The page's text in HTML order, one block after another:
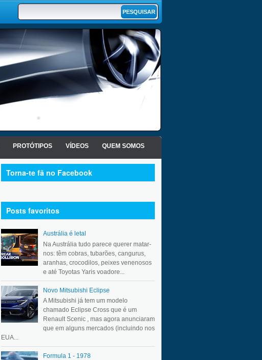
PROTÓTIPOS VÍDEOS QUEM SOMOS
Torna-te fã no Facebook
Posts favoritos
Austrália é letal
Na Austrália tudo parece querer matar-
nos: têm cobras, tubarões, cangurus,
aranhas, crocodilos, peixes venenosos
e até Toyotas Yaris voadore...
Novo Mitsubishi Eclipse
A Mitsubishi já tem um modelo
chamado Eclipse Cross que é um
Renault Scenic , mas agora anunciaram
que em alguns mercados (incluindo nos
EUA...
Formula 1 - 1978